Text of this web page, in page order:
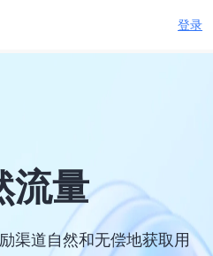
登录
流量
渠道自然和无偿地获取用